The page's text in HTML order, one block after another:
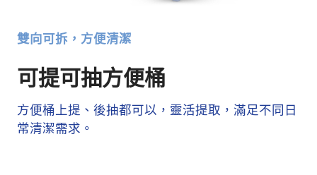
雙向可拆，方便清潔
可提可抽方便桶
方便桶上提、後抽都可以，靈活提取，滿足不同日
常清潔需求。